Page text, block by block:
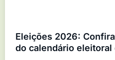
Eleições 2026:
do calendário eleitoral